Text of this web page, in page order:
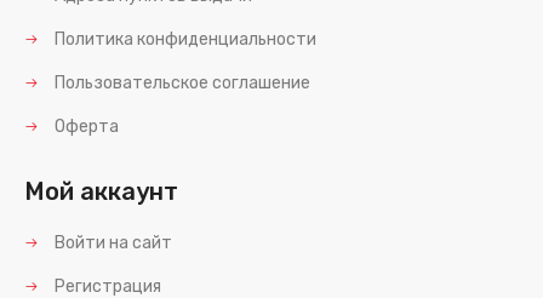
Политика конфиденциальности
Пользовательское соглашение
Оферта
Мой аккаунт
Войти на сайт
Регистрация